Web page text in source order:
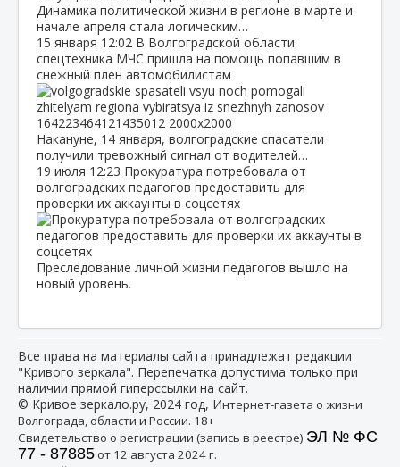
Динамика политической жизни в регионе в марте и
начале апреля стала логическим…
15 января 12:02 В Волгоградской области
спецтехника МЧС пришла на помощь попавшим в
снежный плен автомобилистам
Накануне, 14 января, волгоградские спасатели
получили тревожный сигнал от водителей…
19 июля 12:23 Прокуратура потребовала от
волгоградских педагогов предоставить для
проверки их аккаунты в соцсетях
Преследование личной жизни педагогов вышло на
новый уровень.
Все права на материалы сайта принадлежат редакции
"Кривого зеркала". Перепечатка допустима только при
наличии прямой гиперссылки на сайт.
© Кривое зеркало.ру, 2024 год, Интернет-газета о жизни
Волгограда, области и России. 18+
Свидетельство о регистрации (запись в реестре) ЭЛ № ФС
77 - 87885от 12 августа 2024 г.